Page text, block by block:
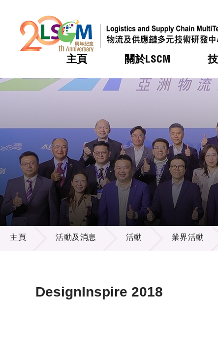
主頁 關於LSCM
熱門 機構
組織
組織架
董事局
研究顧
招標
熱門 服務
可獲
應用
重點
熱門 合作
資助
資助計
稅務
申請
評審
徵求
項目
熱門 活動
獎項
新聞
媒體報
新聞稿
資訊中
多媒體
出版刊
熱門 會籍
會員
會員
活動及消息
主頁 活動及消息 活動 業界活動
DesignInspire 2018